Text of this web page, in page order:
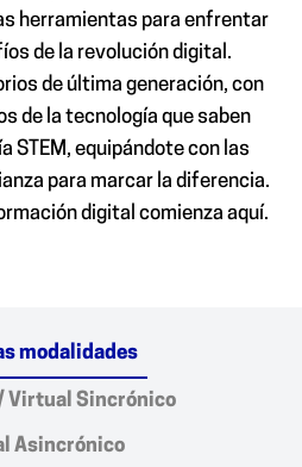
herramientas para enfrentar
de la revolución digital.
de última generación, con
de la tecnología que saben
STEM, equipándote con las
para marcar la diferencia.
digital comienza aquí.
Virtual Sincrónico
Asincrónico
modalidades